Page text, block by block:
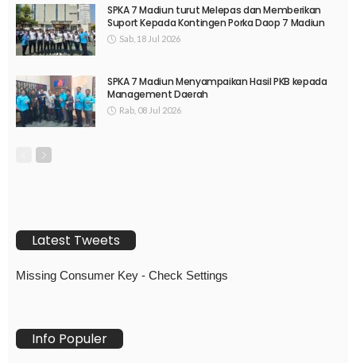
SPKA 7 Madiun turut Melepas dan Memberikan
Suport Kepada Kontingen Porka Daop 7 Madiun
Sab, 18 Jul 2026
SPKA 7 Madiun Menyampaikan Hasil PKB kepada
Management Daerah
Rab, 08 Jul 2026
Latest Tweets
Missing Consumer Key - Check Settings
Info Populer